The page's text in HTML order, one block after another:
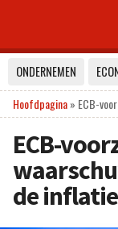
ONDERNEMEN
Hoofdpagina» ECB-
ECB-
de